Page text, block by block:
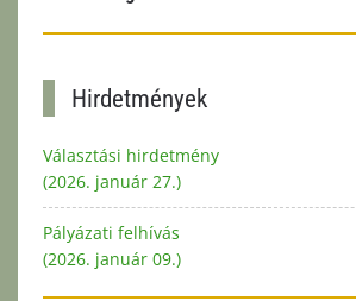
Hirdetmények
Választási hirdetmény
(2026. január 27.)
Pályázati felhívás
(2026. január 09.)